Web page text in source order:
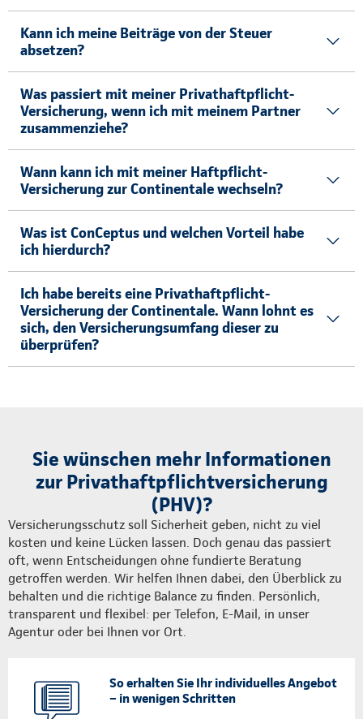
Kann ich meine Beiträge von der Steuer
absetzen?
Was passiert mit meiner Privathaftpflicht-
Versicherung, wenn ich mit meinem Partner
zusammenziehe?
Wann kann ich mit meiner Haftpflicht-
Versicherung zur Continentale wechseln?
Was ist ConCeptus und welchen Vorteil habe
ich hierdurch?
Ich habe bereits eine Privathaftpflicht-
Versicherung der Continentale. Wann lohnt es
sich, den Versicherungsumfang dieser zu
überprüfen?
Sie wünschen mehr Informationen
zur Privathaftpflichtversicherung
(PHV)?
Versicherungsschutz soll Sicherheit geben, nicht zu viel
kosten und keine Lücken lassen. Doch genau das passiert
oft, wenn Entscheidungen ohne fundierte Beratung
getroffen werden. Wir helfen Ihnen dabei, den Überblick zu
behalten und die richtige Balance zu finden. Persönlich,
transparent und flexibel: per Telefon, E-Mail, in unser
Agentur oder bei Ihnen vor Ort.
So erhalten Sie Ihr individuelles Angebot
– in wenigen Schritten